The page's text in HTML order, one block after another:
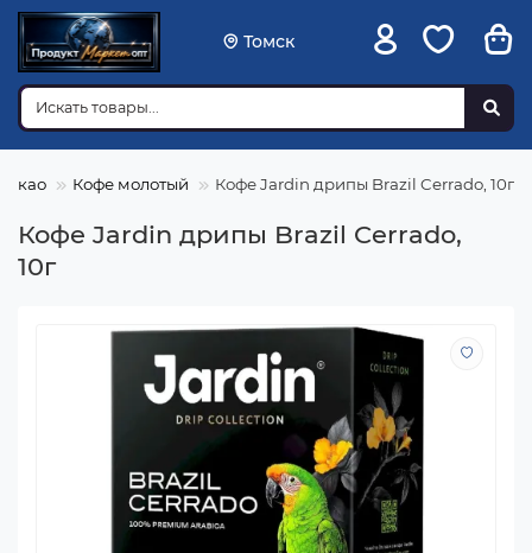
Томск
Кофе молотый Кофе Jardin дрипы Brazil Cerrado, 10г
Кофе Jardin дрипы Brazil Cerrado,
10г